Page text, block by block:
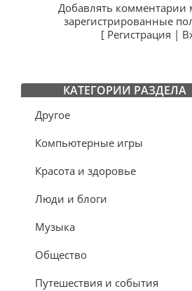
Добавлять комментарии
зарегистрированные
[ Регистрация |
КАТЕГОРИИ РАЗДЕЛА
Другое
Компьютерные игры
Красота и здоровье
Люди и блоги
Музыка
Общество
Путешествия и события